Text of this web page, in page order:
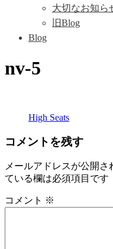
大切なお知ら
旧Blog
Blog
nv-5
High Seats
コメントを残す
メールアドレスが公開さ
ている欄は必須項目です
コメント ※